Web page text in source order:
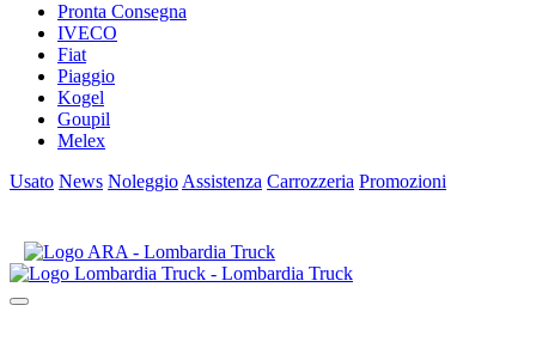
Pronta Consegna
IVECO
Fiat
Piaggio
Kogel
Goupil
Melex
Usato News Noleggio Assistenza Carrozzeria Promozioni